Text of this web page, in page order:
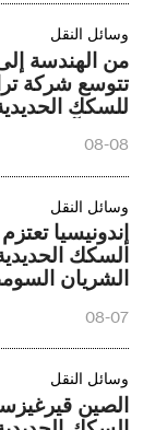
وسائل النقل
من الهندسة
تتوسع شركة
للسكك
08-08
وسائل النقل
السكك
الشريان
08-07
وسائل النقل
الصين